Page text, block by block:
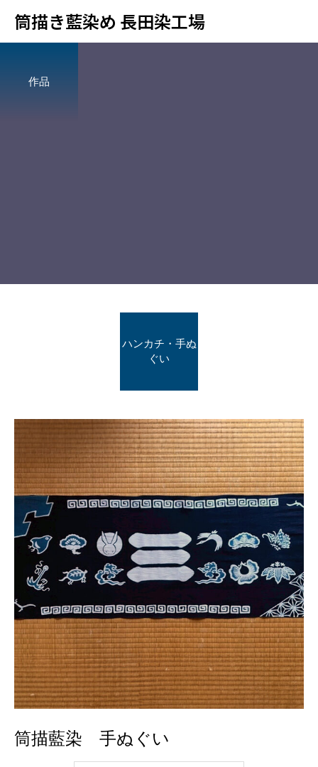
筒描き藍染め 長田染工場
作品
ハンカチ・手ぬ
ぐい
筒描藍染 手ぬぐい